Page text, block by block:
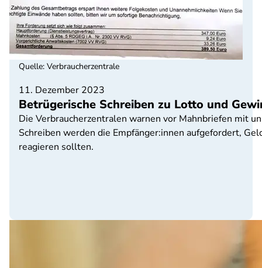
11. Dezember 2023
Betrügerische Schreiben zu Lotto und
Die Verbraucherzentralen warnen vor Mahnbriefen mit
Schreiben werden die Empfänger:innen aufgefordert,
reagieren sollten.
Quelle: Verbraucherzentrale